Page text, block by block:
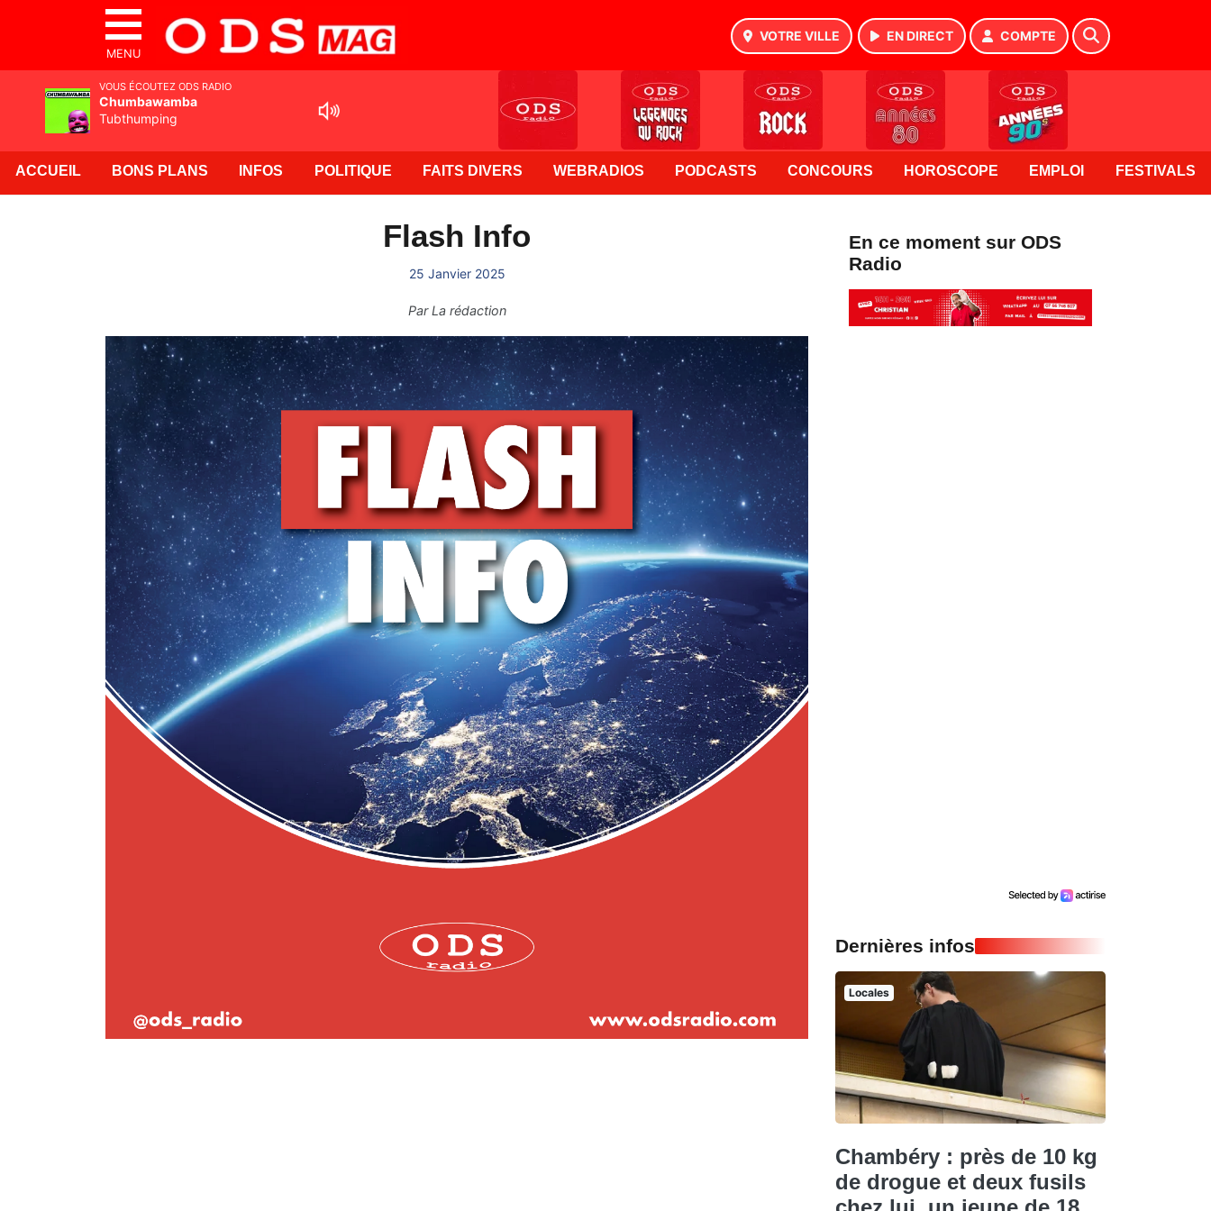
MENU
VOTRE VILLE EN DIRECT COMPTE
ACCUEIL BONS PLANS INFOS POLITIQUE FAITS DIVERS WEBRADIOS PODCASTS CONCOURS HOROSCOPE EMPLOI FESTIVALS
Flash Info
25 Janvier 2025
ParLa rédaction
En ce moment sur ODS
Radio
Dernières infos
Locales
Chambéry : près de 10 kg
de drogue et deux fusils
VOUS ÉCOUTEZ ODS RADIO
Chumbawamba
Tubthumping